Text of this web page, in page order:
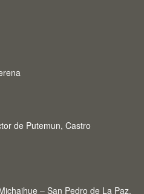
de Putemun, Castro
– San Pedro de La Paz,